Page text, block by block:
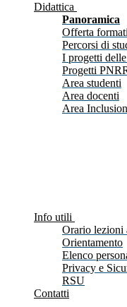
Didattica
Panoramica
Offerta
Percorsi di
I progetti
Progetti
Area studenti
Area docenti
Area
Info utili
Orario lezioni
Orientamento
Elenco
Privacy e
RSU
Contatti